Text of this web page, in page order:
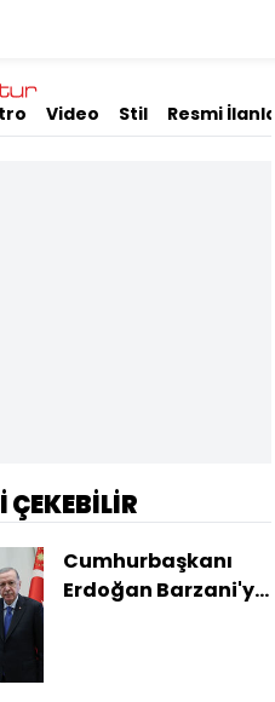
Video Stil Resmi İlanlar
ÇEKEBİLİR
Cumhurbaşkanı
Erdoğan Barzani'yi